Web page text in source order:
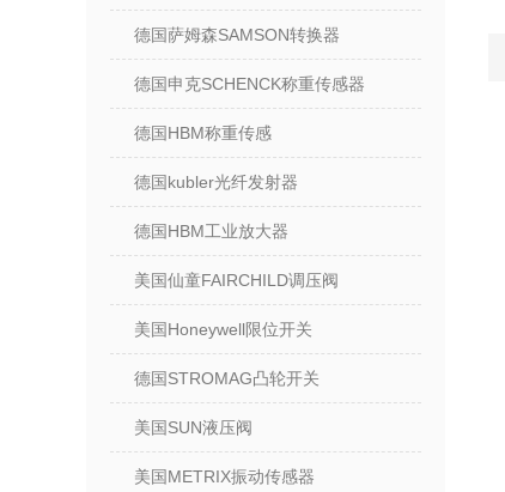
德国萨姆森SAMSON转换器
德国申克SCHENCK称重传感器
德国HBM称重传感
德国kubler光纤发射器
德国HBM工业放大器
美国仙童FAIRCHILD调压阀
美国Honeywell限位开关
德国STROMAG凸轮开关
美国SUN液压阀
美国METRIX振动传感器